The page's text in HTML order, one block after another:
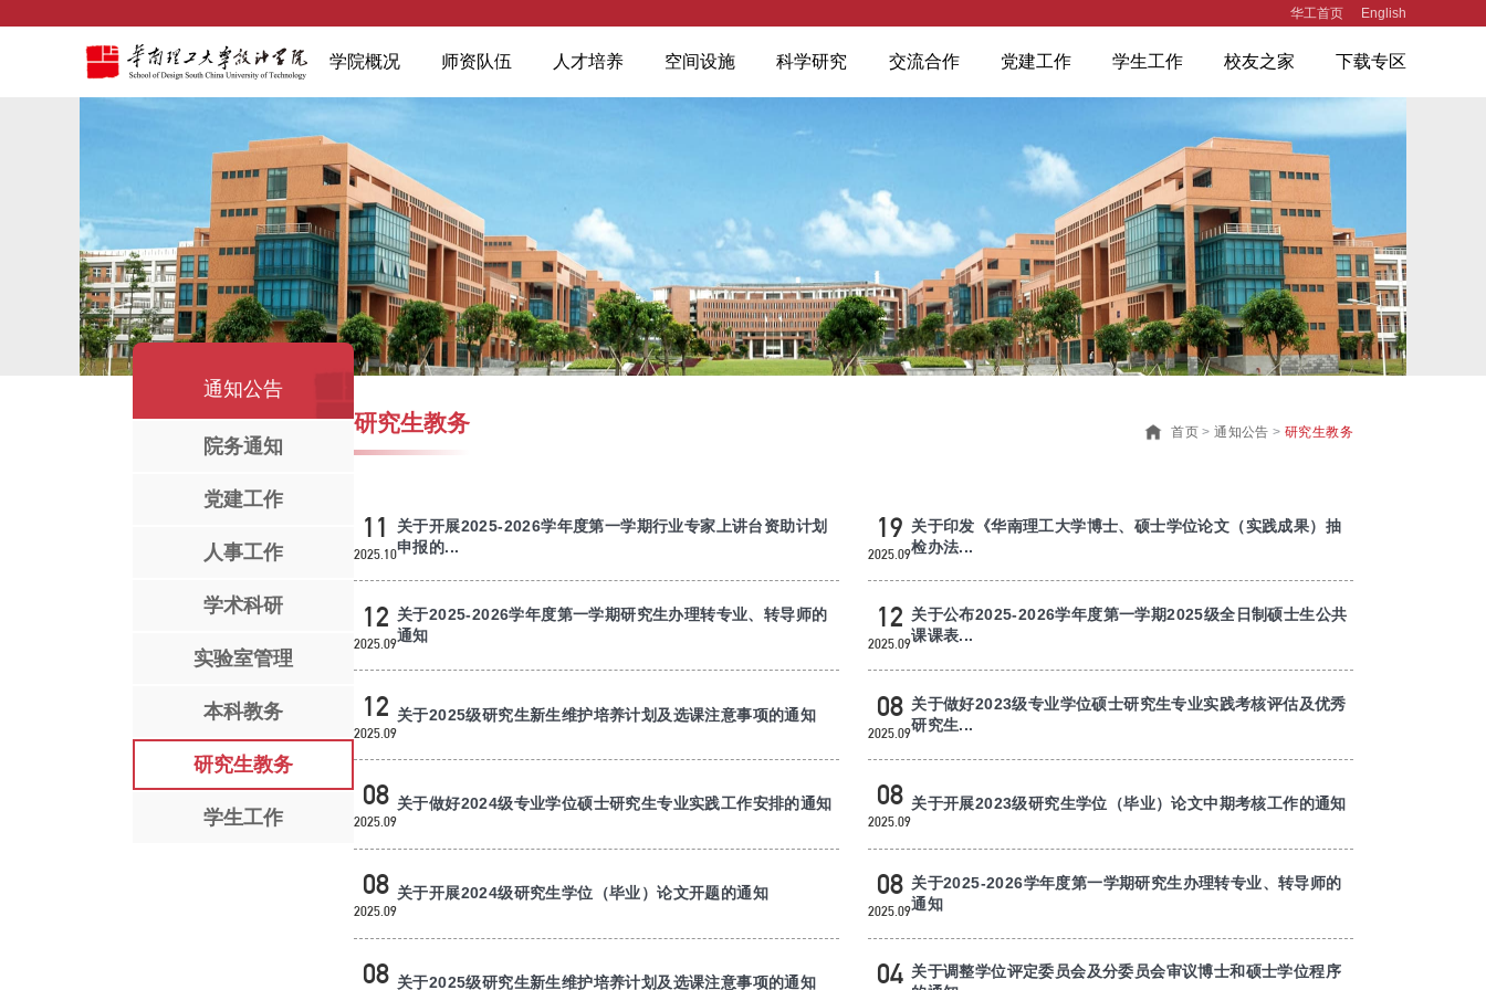
华工首页 English
学院概况 师资队伍 人才培养 空间设施 科学研究 交流合作 党建工作 学生工作 校友之家 下载专区
通知公告
院务通知
党建工作
人事工作
学术科研
实验室管理
本科教务
研究生教务
学生工作
首页>通知公告 > 研究生教务
研究生教务
11
2025.10
关于开展2025-2026学年度第一学期行业专家上讲台资助计划
申报的...
19
2025.09
关于印发《华南理工大学博士、硕士学位论文（实践成果）抽
检办法...
12
2025.09
关于2025-2026学年度第一学期研究生办理转专业、转导师的
通知
12
2025.09
关于公布2025-2026学年度第一学期2025级全日制硕士生公共
课课表...
12
2025.09
关于2025级研究生新生维护培养计划及选课注意事项的通知 08
2025.09
关于做好2023级专业学位硕士研究生专业实践考核评估及优秀
研究生...
08
2025.09
关于做好2024级专业学位硕士研究生专业实践工作安排的通知 08
2025.09
关于开展2023级研究生学位（毕业）论文中期考核工作的通知
08
2025.09
关于开展2024级研究生学位（毕业）论文开题的通知 08
2025.09
关于2025-2026学年度第一学期研究生办理转专业、转导师的
通知
08 关于2025级研究生新生维护培养计划及选课注意事项的通知 04 关于调整学位评定委员会及分委员会审议博士和硕士学位程序